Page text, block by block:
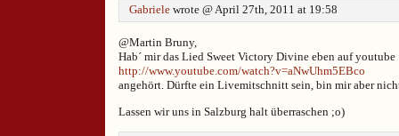
Gabriele wrote @ April 27th, 2011 at 19:58
@Martin Bruny,
Hab´ mir das Lied Sweet Victory Divine eben auf youtube
http://www.youtube.com/watch?v=aNwUhm5EBco
angehört. Dürfte ein Livemitschnitt sein, bin mir aber
Lassen wir uns in Salzburg halt überraschen ;o)